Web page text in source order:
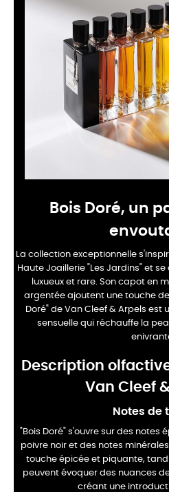
Bois Doré, un
La collection exceptionnelle
Haute Joaillerie "Les Jardins" et
luxueux et rare. Son capot en
argentée ajoutent une touche
Doré" de Van Cleef & Arpels
sensuelle qui réchauffe la
Description
Van Cleef
Notes de
"Bois Doré" s'ouvre sur des notes
poivre noir et des notes
touche épicée et piquante,
peuvent évoquer des nuances
créant une